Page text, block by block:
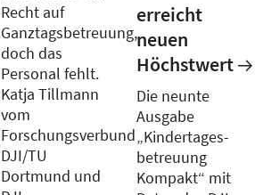
Recht auf
Ganztagsbetreuung,
doch das
Personal fehlt.
Katja Tillmann
vom
Forschungsverbund
DJI/TU
Dortmund und
erreicht
neuen
Höchstwert
Die neunte
Ausgabe
„Kindertages­
betreuung
Kompakt“ mit